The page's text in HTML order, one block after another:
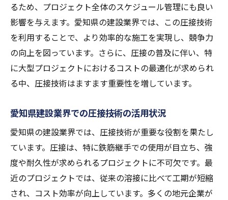
るため、プロジェクト全体のスケジュール管理にも良い
影響を与えます。愛知県の建設業界では、この圧接技術
を利用することで、より効率的な施工を実現し、競争力
の向上を図っています。さらに、圧接の普及に伴い、特
に大型プロジェクトにおけるコストの最適化が求められ
る中、圧接技術はますます重要性を増しています。
愛知県建設業界での圧接技術の活用状況
愛知県の建設業界では、圧接技術が重要な役割を果たし
ています。圧接は、特に鉄筋継手での使用が目立ち、強
度や耐久性が求められるプロジェクトに不可欠です。最
近のプロジェクトでは、従来の溶接に比べて工期が短縮
され、コスト効率が向上しています。多くの地元企業が